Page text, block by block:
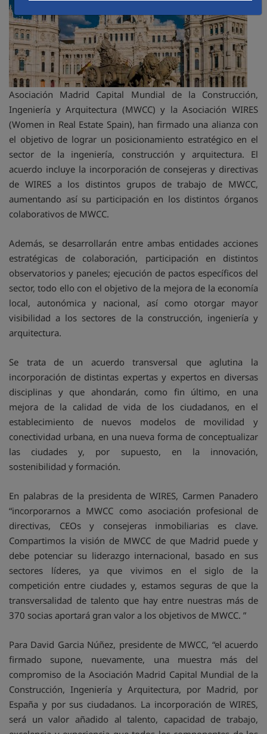
Asociación Madrid Capital Mundial de la Construcción,
Ingeniería y Arquitectura (MWCC) y la Asociación WIRES
(Women in Real Estate Spain), han firmado una alianza con
el objetivo de lograr un posicionamiento estratégico en el
sector de la ingeniería, construcción y arquitectura. El
acuerdo incluye la incorporación de consejeras y directivas
de WIRES a los distintos grupos de trabajo de MWCC,
aumentando así su participación en los distintos órganos
colaborativos de MWCC.
Además, se desarrollarán entre ambas entidades acciones
estratégicas de colaboración, participación en distintos
observatorios y paneles; ejecución de pactos específicos del
sector, todo ello con el objetivo de la mejora de la economía
local, autonómica y nacional, así como otorgar mayor
visibilidad a los sectores de la construcción, ingeniería y
arquitectura.
Se trata de un acuerdo transversal que aglutina la
incorporación de distintas expertas y expertos en diversas
disciplinas y que ahondarán, como fin último, en una
mejora de la calidad de vida de los ciudadanos, en el
establecimiento de nuevos modelos de movilidad y
conectividad urbana, en una nueva forma de conceptualizar
las ciudades y, por supuesto, en la innovación,
sostenibilidad y formación.
En palabras de la presidenta de WIRES, Carmen Panadero
“incorporarnos a MWCC como asociación profesional de
directivas, CEOs y consejeras inmobiliarias es clave.
Compartimos la visión de MWCC de que Madrid puede y
debe potenciar su liderazgo internacional, basado en sus
sectores líderes, ya que vivimos en el siglo de la
competición entre ciudades y, estamos seguras de que la
transversalidad de talento que hay entre nuestras más de
370 socias aportará gran valor a los objetivos de MWCC. ”
Para David Garcia Núñez, presidente de MWCC, “el acuerdo
firmado supone, nuevamente, una muestra más del
compromiso de la Asociación Madrid Capital Mundial de la
Construcción, Ingeniería y Arquitectura, por Madrid, por
España y por sus ciudadanos. La incorporación de WIRES,
será un valor añadido al talento, capacidad de trabajo,